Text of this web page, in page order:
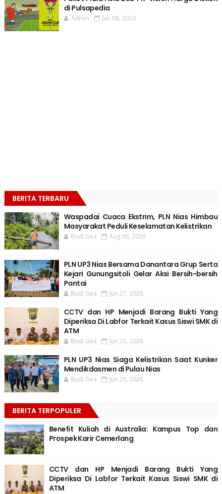
di Pulsapedia
Admin Jan 08, 2024
BERITA TERBARU
Waspadai Cuaca Ekstrim, PLN Nias Himbau
Masyarakat Peduli Keselamatan Kelistrikan
Budi Gea Aug 06, 2026
PLN UP3 Nias Bersama Danantara Grup Serta
Kejari Gunungsitoli Gelar Aksi Bersih-bersih
Pantai
Budi Gea Jun 27, 2026
CCTV dan HP Menjadi Barang Bukti Yang
Diperiksa Di Labfor Terkait Kasus Siswi SMK di
ATM
Budi Gea Jun 23, 2026
PLN UP3 Nias Siaga Kelistrikan Saat Kunker
Mendikdasmen di Pulau Nias
Budi Gea Jun 20, 2026
BERITA TERPOPULER
Benefit Kuliah di Australia: Kampus Top dan
Prospek Karir Cemerlang
CCTV dan HP Menjadi Barang Bukti Yang
Diperiksa Di Labfor Terkait Kasus Siswi SMK di
ATM